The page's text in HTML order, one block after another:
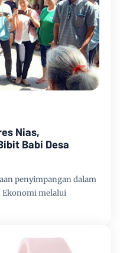
Nias,
Babi Desa
penyimpangan dalam
Ekonomi melalui